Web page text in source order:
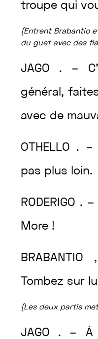
troupe qui
(Entrent Brabantio
du guet avec des
JAGO . –
général ,
avec de
OTHELLO . –
pas plus loin.
RODERIGO . –
More !
BRABANTIO
Tombez sur
(Les deux partis
JAGO . – À